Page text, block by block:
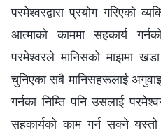
परमेश्‍वरद्वारा प्रयोग गरिएको
आत्माको काममा सहकार्य
परमेश्‍वरले मानिसको माझमा
चुनिएका सबै मानिसहरूलाई
गर्नका निम्ति पनि उसलाई
सहकार्यको काम गर्न सक्ने